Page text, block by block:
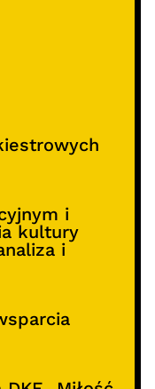
i
kultury
i